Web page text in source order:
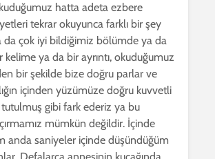
hatta adeta ezbere
tekrar okuyunca farklı bir şey
da çok iyi bildiğimiz bölümde ya da
kelime ya da bir ayrıntı, okuduğumuz
bir şekilde bize doğru parlar ve
içinden yüzümüze doğru kuvvetli
gibi fark ederiz ya bu
mümkün değildir. İçinde
anda saniyeler içinde düşündüğüm